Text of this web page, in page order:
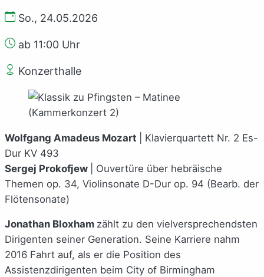
So., 24.05.2026
ab 11:00 Uhr
Konzerthalle
Wolfgang Amadeus Mozart
| Klavierquartett Nr. 2 Es-
Dur KV 493
Sergej Prokofjew
| Ouvertüre über hebräische
Themen op. 34, Violinsonate D-Dur op. 94 (Bearb. der
Flötensonate)
Jonathan Bloxham zählt zu den vielversprechendsten
Dirigenten seiner Generation. Seine Karriere nahm
2016 Fahrt auf, als er die Position des
Assistenzdirigenten beim City of Birmingham